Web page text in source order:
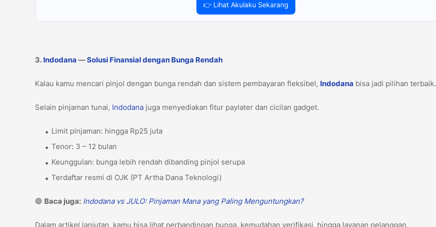
👉 Lihat Akulaku Sekarang
3. Indodana —Solusi Finansial dengan Bunga Rendah
Kalau kamu mencari pinjol dengan bunga rendah dan sistem pembayaran fleksibel, Indodana bisa jadi pilihan terbaik.
Selain pinjaman tunai, Indodana juga menyediakan fitur paylater dan cicilan gadget.
Limit pinjaman: hingga Rp25 juta
Tenor: 3 – 12 bulan
Keunggulan: bunga lebih rendah dibanding pinjol serupa
Terdaftar resmi di OJK (PT Artha Dana Teknologi)
🟢 Baca juga: Indodana vs JULO: Pinjaman Mana yang Paling Menguntungkan?
Dalam artikel lanjutan, kamu bisa lihat perbandingan bunga, kemudahan verifikasi, hingga layanan pelanggan.